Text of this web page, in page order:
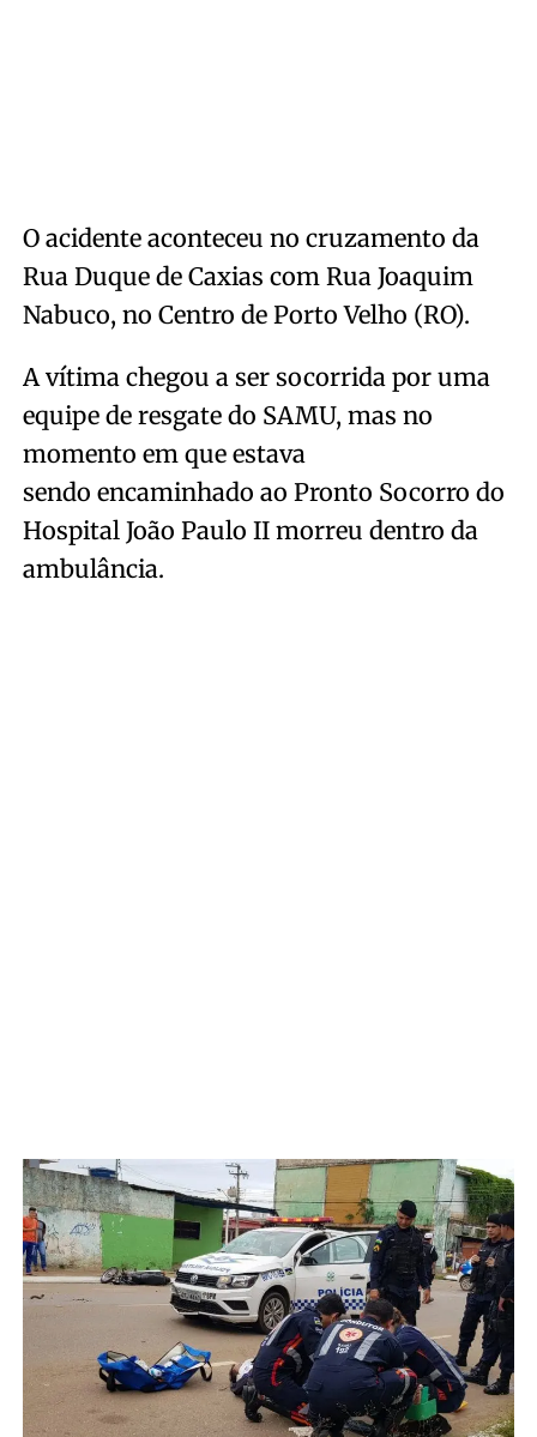
O acidente aconteceu no cruzamento da
Rua Duque de Caxias com Rua Joaquim
Nabuco, no Centro de Porto Velho (RO).
A vítima chegou a ser socorrida por uma
equipe de resgate do SAMU, mas no
momento em que estava
sendo encaminhado ao Pronto Socorro do
Hospital João Paulo II morreu dentro da
ambulância.